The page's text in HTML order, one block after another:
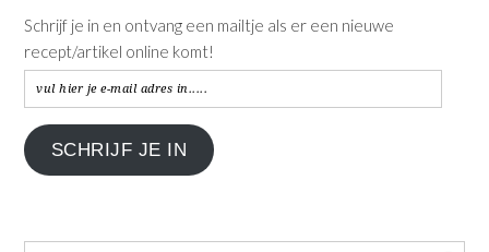
Schrijf je in en ontvang een mailtje als er een nieuwe
recept/artikel online komt!
vul
hier
je
e-
in.....
SCHRIJF JE IN